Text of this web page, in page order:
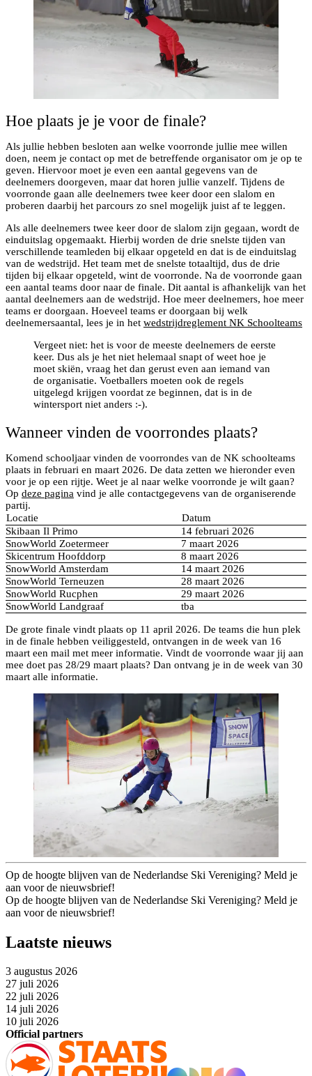
Hoe plaats je je voor de finale?
Als jullie hebben besloten aan welke voorronde jullie mee willen
doen, neem je contact op met de betreffende organisator om je op te
geven. Hiervoor moet je even een aantal gegevens van de
deelnemers doorgeven, maar dat horen jullie vanzelf. Tijdens de
voorronde gaan alle deelnemers twee keer door een slalom en
proberen daarbij het parcours zo snel mogelijk juist af te leggen.
Als alle deelnemers twee keer door de slalom zijn gegaan, wordt de
einduitslag opgemaakt. Hierbij worden de drie snelste tijden van
verschillende teamleden bij elkaar opgeteld en dat is de einduitslag
van de wedstrijd. Het team met de snelste totaaltijd, dus de drie
tijden bij elkaar opgeteld, wint de voorronde. Na de voorronde gaan
een aantal teams door naar de finale. Dit aantal is afhankelijk van het
aantal deelnemers aan de wedstrijd. Hoe meer deelnemers, hoe meer
teams er doorgaan. Hoeveel teams er doorgaan bij welk
deelnemersaantal, lees je in het wedstrijdreglement NK Schoolteams
Vergeet niet: het is voor de meeste deelnemers de eerste
keer. Dus als je het niet helemaal snapt of weet hoe je
moet skiën, vraag het dan gerust even aan iemand van
de organisatie. Voetballers moeten ook de regels
uitgelegd krijgen voordat ze beginnen, dat is in de
wintersport niet anders :-).
Wanneer vinden de voorrondes plaats?
Komend schooljaar vinden de voorrondes van de NK schoolteams
plaats in februari en maart 2026. De data zetten we hieronder even
voor je op een rijtje. Weet je al naar welke voorronde je wilt gaan?
Op deze pagina vind je alle contactgegevens van de organiserende
partij.
Locatie
Datum
Skibaan Il Primo
14 februari 2026
SnowWorld Zoetermeer
7 maart 2026
Skicentrum Hoofddorp
8 maart 2026
SnowWorld Amsterdam
14 maart 2026
SnowWorld Terneuzen
28 maart 2026
SnowWorld Rucphen
29 maart 2026
SnowWorld Landgraaf
tba
De grote finale vindt plaats op 11 april 2026. De teams die hun plek
in de finale hebben veiliggesteld, ontvangen in de week van 16
maart een mail met meer informatie. Vindt de voorronde waar jij aan
mee doet pas 28/29 maart plaats? Dan ontvang je in de week van 30
maart alle informatie.
Op de hoogte blijven van de Nederlandse Ski Vereniging? Meld je
aan voor de nieuwsbrief!
Op de hoogte blijven van de Nederlandse Ski Vereniging? Meld je
aan voor de nieuwsbrief!
Laatste nieuws
3 augustus 2026
27 juli 2026
22 juli 2026
14 juli 2026
10 juli 2026
Official partners